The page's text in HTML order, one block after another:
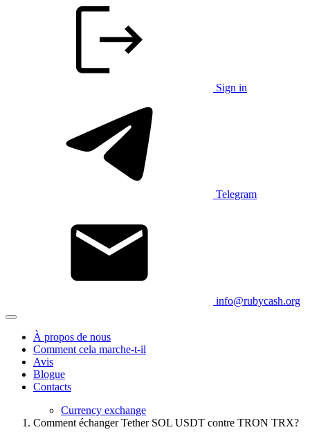
Sign in
Telegram
info@rubycash.org
À propos de nous
Comment cela marche-t-il
Avis
Blogue
Contacts
Currency exchange
Comment échanger Tether SOL USDT contre TRON TRX?